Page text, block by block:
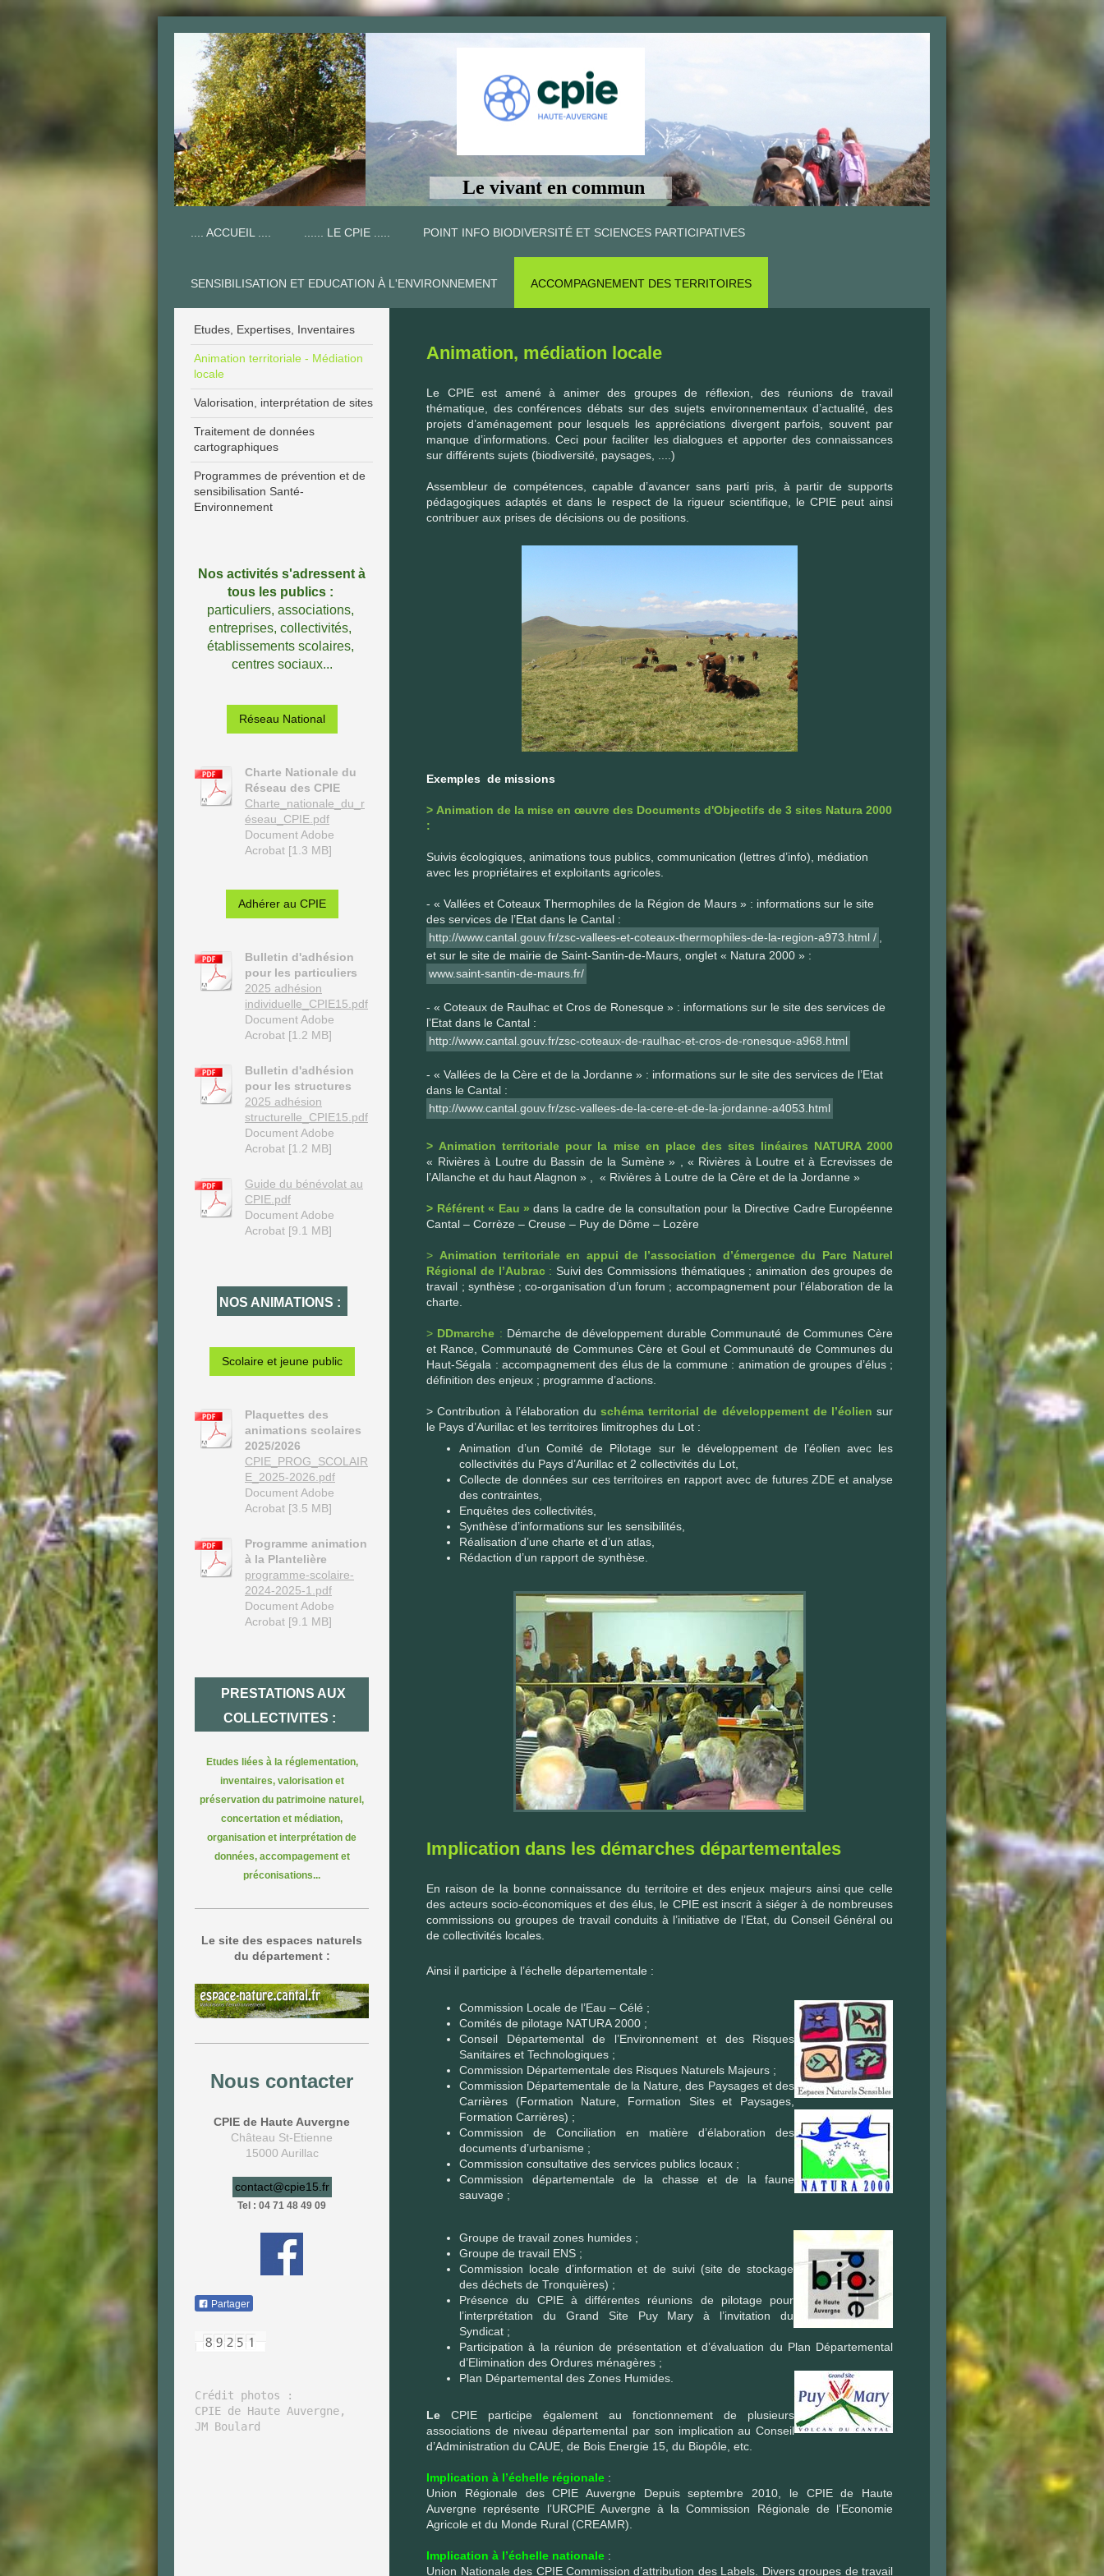
Le vivant en commun
.... ACCUEIL .... ...... LE CPIE ..... POINT INFO BIODIVERSITÉ ET SCIENCES PARTICIPATIVES
SENSIBILISATION ET EDUCATION À L'ENVIRONNEMENT ACCOMPAGNEMENT DES TERRITOIRES
Animation, médiation locale
Le CPIE est amené à animer des groupes de réflexion, des réunions de travail
thématique, des conférences débats sur des sujets environnementaux d’actualité, des
projets d’aménagement pour lesquels les appréciations divergent parfois, souvent par
manque d’informations. Ceci pour faciliter les dialogues et apporter des connaissances
sur différents sujets (biodiversité, paysages, ....)
Assembleur de compétences, capable d’avancer sans parti pris, à partir de supports
pédagogiques adaptés et dans le respect de la rigueur scientifique, le CPIE peut ainsi
contribuer aux prises de décisions ou de positions.
Exemples de missions
> Animation de la mise en œuvre des Documents d'Objectifs de 3 sites Natura 2000
:
Suivis écologiques, animations tous publics, communication (lettres d’info), médiation
avec les propriétaires et exploitants agricoles.
- « Vallées et Coteaux Thermophiles de la Région de Maurs » : informations sur le site
des services de l’Etat dans le Cantal :
http://www.cantal.gouv.fr/zsc-vallees-et-coteaux-thermophiles-de-la-region-a973.html /
et sur le site de mairie de Saint-Santin-de-Maurs, onglet « Natura 2000 » :
www.saint-santin-de-maurs.fr/
- « Coteaux de Raulhac et Cros de Ronesque » : informations sur le site des services de
l’Etat dans le Cantal :
http://www.cantal.gouv.fr/zsc-coteaux-de-raulhac-et-cros-de-ronesque-a968.html
- « Vallées de la Cère et de la Jordanne » : informations sur le site des services de l’Etat
dans le Cantal :
http://www.cantal.gouv.fr/zsc-vallees-de-la-cere-et-de-la-jordanne-a4053.html
> Animation territoriale pour la mise en place des sites linéaires NATURA 2000
« Rivières à Loutre du Bassin de la Sumène » , « Rivières à Loutre et à Ecrevisses de
l’Allanche et du haut Alagnon » , « Rivières à Loutre de la Cère et de la Jordanne »
> Référent « Eau » dans la cadre de la consultation pour la Directive Cadre Européenne
Cantal – Corrèze – Creuse – Puy de Dôme – Lozère
> Animation territoriale en appui de l’association d’émergence du Parc Naturel
Régional de l’Aubrac : Suivi des Commissions thématiques ; animation des groupes de
travail ; synthèse ; co-organisation d’un forum ; accompagnement pour l’élaboration de la
charte.
> DDmarche : Démarche de développement durable Communauté de Communes Cère
et Rance, Communauté de Communes Cère et Goul et Communauté de Communes du
Haut-Ségala : accompagnement des élus de la commune : animation de groupes d’élus ;
définition des enjeux ; programme d’actions.
> Contribution à l’élaboration duschéma territorial de développement de l’éolien sur
le Pays d’Aurillac et les territoires limitrophes du Lot :
Animation d’un Comité de Pilotage sur le développement de l’éolien avec les
collectivités du Pays d’Aurillac et 2 collectivités du Lot,
Collecte de données sur ces territoires en rapport avec de futures ZDE et analyse
des contraintes,
Enquêtes des collectivités,
Synthèse d’informations sur les sensibilités,
Réalisation d’une charte et d’un atlas,
Rédaction d’un rapport de synthèse.
Implication dans les démarches départementales
En raison de la bonne connaissance du territoire et des enjeux majeurs ainsi que celle
des acteurs socio-économiques et des élus, le CPIE est inscrit à siéger à de nombreuses
commissions ou groupes de travail conduits à l’initiative de l’Etat, du Conseil Général ou
de collectivités locales.
Ainsi il participe à l’échelle départementale :
Commission Locale de l’Eau – Célé ;
Comités de pilotage NATURA 2000 ;
Conseil Départemental de l’Environnement et des Risques
Sanitaires et Technologiques ;
Commission Départementale des Risques Naturels Majeurs ;
Commission Départementale de la Nature, des Paysages et des
Carrières (Formation Nature, Formation Sites et Paysages,
Formation Carrières) ;
Commission de Conciliation en matière d’élaboration des
documents d’urbanisme ;
Commission consultative des services publics locaux ;
Commission départementale de la chasse et de la faune
sauvage ;
Groupe de travail zones humides ;
Groupe de travail ENS ;
Commission locale d’information et de suivi (site de stockage
des déchets de Tronquières) ;
Présence du CPIE à différentes réunions de pilotage pour
l’interprétation du Grand Site Puy Mary à l’invitation du
Syndicat ;
Participation à la réunion de présentation et d’évaluation du Plan Départemental
d’Elimination des Ordures ménagères ;
Plan Départemental des Zones Humides.
Le CPIE participe également au fonctionnement de plusieurs
associations de niveau départemental par son implication au Conseil
d’Administration du CAUE, de Bois Energie 15, du Biopôle, etc.
Implication à l’échelle régionale :
Union Régionale des CPIE Auvergne Depuis septembre 2010, le CPIE de Haute
Auvergne représente l’URCPIE Auvergne à la Commission Régionale de l’Economie
Agricole et du Monde Rural (CREAMR).
Implication à l’échelle nationale :
Union Nationale des CPIE Commission d’attribution des Labels. Divers groupes de travail
Etudes, Expertises, Inventaires
Animation territoriale - Médiation
locale
Valorisation, interprétation de sites
Traitement de données
cartographiques
Programmes de prévention et de
sensibilisation Santé-
Environnement
Nos activités s'adressent à
tous les publics :
particuliers, associations,
entreprises, collectivités,
établissements scolaires,
centres sociaux...
Réseau National
Charte Nationale du
Réseau des CPIE
Charte_nationale_du_r
éseau_CPIE.pdf
Document Adobe
Acrobat [1.3 MB]
Adhérer au CPIE
Bulletin d'adhésion
pour les particuliers
2025 adhésion
individuelle_CPIE15.pdf
Document Adobe
Acrobat [1.2 MB]
Bulletin d'adhésion
pour les structures
2025 adhésion
structurelle_CPIE15.pdf
Document Adobe
Acrobat [1.2 MB]
Guide du bénévolat au
CPIE.pdf
Document Adobe
Acrobat [9.1 MB]
NOS ANIMATIONS :
Scolaire et jeune public
Plaquettes des
animations scolaires
2025/2026
CPIE_PROG_SCOLAIR
E_2025-2026.pdf
Document Adobe
Acrobat [3.5 MB]
Programme animation
à la Plantelière
programme-scolaire-
2024-2025-1.pdf
Document Adobe
Acrobat [9.1 MB]
PRESTATIONS AUX
COLLECTIVITES :
Etudes liées à la réglementation,
inventaires, valorisation et
préservation du patrimoine naturel,
concertation et médiation,
organisation et interprétation de
données, accompagement et
préconisations...
Le site des espaces naturels
du département :
Nous contacter
CPIE de Haute Auvergne
Château St-Etienne
15000 Aurillac
contact@cpie15.fr
Tel : 04 71 48 49 09
Partager
Crédit photos :
CPIE de Haute Auvergne,